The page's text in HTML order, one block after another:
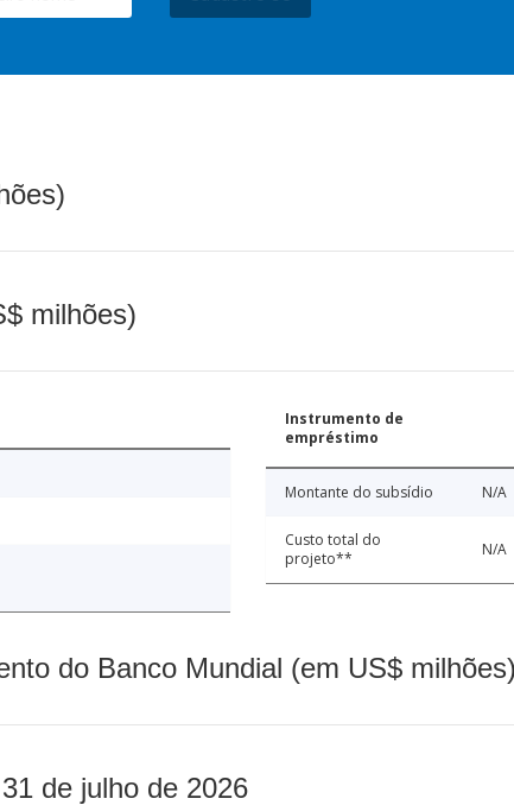
milhões)
Instrumento de
empréstimo
Montante do subsídio N/A
Custo total do
projeto**
N/A
do Banco Mundial (em US$
de julho de 2026